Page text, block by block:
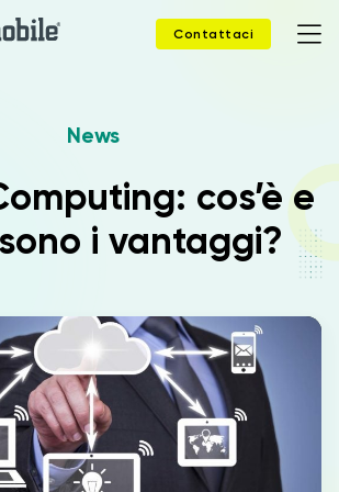
Contattaci
News
cos’è e
i vantaggi?